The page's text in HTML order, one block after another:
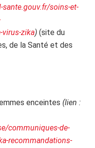
soins-et-
virus-zika) (site du
de la Santé et des
enceintes (lien :
communiques-de-
recommandations-